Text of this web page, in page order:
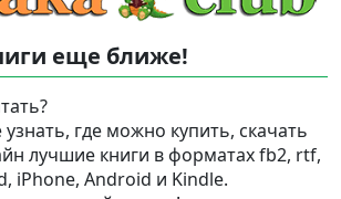
еще ближе!
где можно купить, скачать
лучшие книги в форматах fb2, rtf,
iPhone, Android и Kindle.